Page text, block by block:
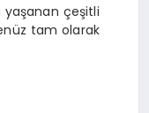
çeşitli
tam olarak